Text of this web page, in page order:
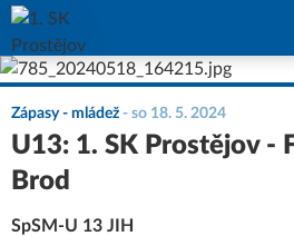
1. SK Prostějov
Zápasy - mládež - so 18. 5. 2024
U13: 1. SK Prostějov -
Brod
SpSM-U 13 JIH